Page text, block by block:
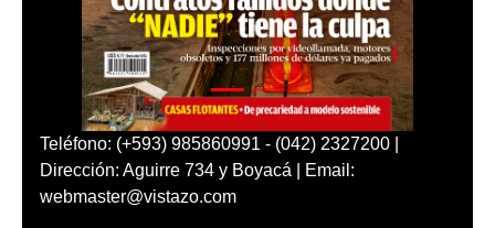
Teléfono: (+593) 985860991 - (042) 2327200 |
Dirección: Aguirre 734 y Boyacá | Email:
webmaster@vistazo.com